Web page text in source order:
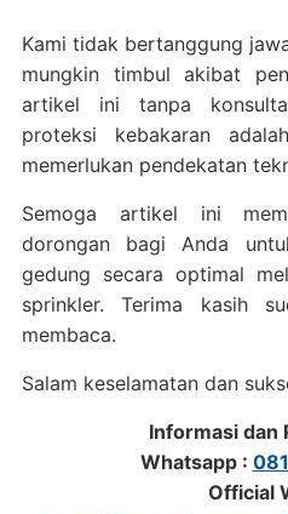
Kami tidak bertanggung
mungkin timbul akibat
artikel ini tanpa
proteksi kebakaran
memerlukan pendekatan
Semoga artikel ini
dorongan bagi Anda
gedung secara optimal
sprinkler. Terima kasih
membaca.
Salam keselamatan dan
Informasi dan
Whatsapp :
Official